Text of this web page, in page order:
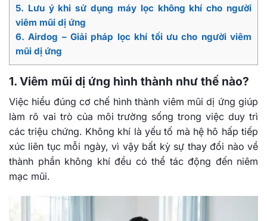
5. Lưu ý khi sử dụng máy lọc không khí cho người
viêm mũi dị ứng
6. Airdog – Giải pháp lọc khí tối ưu cho người viêm
mũi dị ứng
1. Viêm mũi dị ứng hình thành như thế nào?
Việc hiểu đúng cơ chế hình thành viêm mũi dị ứng giúp
làm rõ vai trò của môi trường sống trong việc duy trì
các triệu chứng. Không khí là yếu tố mà hệ hô hấp tiếp
xúc liên tục mỗi ngày, vì vậy bất kỳ sự thay đổi nào về
thành phần không khí đều có thể tác động đến niêm
mạc mũi.